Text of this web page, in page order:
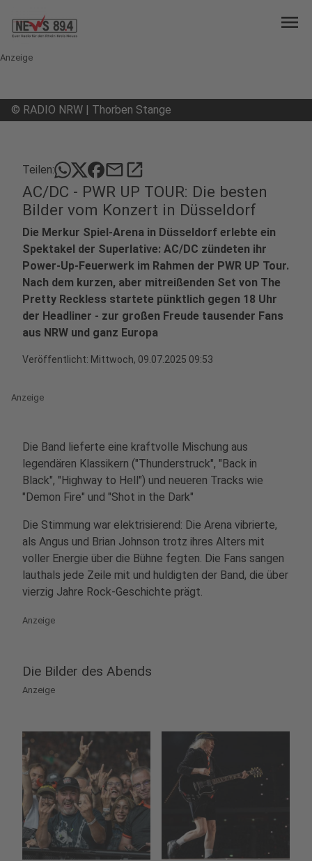
menu
Anzeige
© RADIO NRW | Thorben Stange
Teilen: mailopen_in_new
AC/DC - PWR UP TOUR: Die besten
Bilder vom Konzert in Düsseldorf
Die Merkur Spiel-Arena in Düsseldorf erlebte ein
Spektakel der Superlative: AC/DC zündeten ihr
Power‑Up-Feuerwerk im Rahmen der PWR UP Tour.
Nach dem kurzen, aber mitreißenden Set von The
Pretty Reckless startete pünktlich gegen 18 Uhr
der Headliner - zur großen Freude tausender Fans
aus NRW und ganz Europa
Veröffentlicht: Mittwoch, 09.07.2025 09:53
Anzeige
Die Band lieferte eine kraftvolle Mischung aus
legendären Klassikern ("Thunderstruck", "Back in
Black", "Highway to Hell") und neueren Tracks wie
"Demon Fire" und "Shot in the Dark"
Die Stimmung war elektrisierend: Die Arena vibrierte,
als Angus und Brian Johnson trotz ihres Alters mit
voller Energie über die Bühne fegten. Die Fans sangen
lauthals jede Zeile mit und huldigten der Band, die über
vierzig Jahre Rock-Geschichte prägt.
Anzeige
Die Bilder des Abends
Anzeige